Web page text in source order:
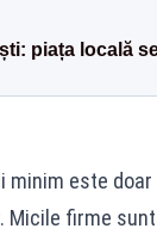
piața locală
este
firme